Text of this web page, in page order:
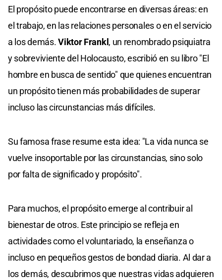
El propósito puede encontrarse en diversas áreas: en
el trabajo, en las relaciones personales o en el servicio
a los demás.Viktor Frankl , un renombrado psiquiatra
y sobreviviente del Holocausto, escribió en su libro "El
hombre en busca de sentido" que quienes encuentran
un propósito tienen más probabilidades de superar
incluso las circunstancias más difíciles.
Su famosa frase resume esta idea: "La vida nunca se
vuelve insoportable por las circunstancias, sino solo
por falta de significado y propósito".
Para muchos, el propósito emerge al contribuir al
bienestar de otros. Este principio se refleja en
actividades como el voluntariado, la enseñanza o
incluso en pequeños gestos de bondad diaria. Al dar a
los demás, descubrimos que nuestras vidas adquieren